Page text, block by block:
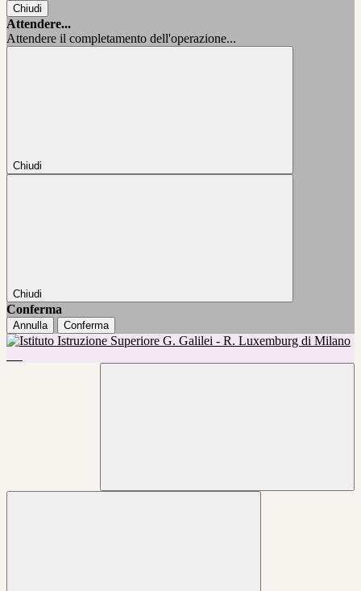
Chiudi
Attendere...
Attendere il completamento dell'operazione...
Chiudi
Chiudi
Conferma
Annulla Conferma